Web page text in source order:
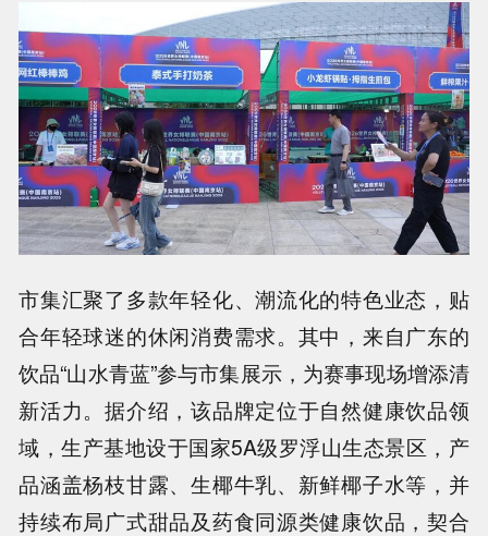
市集汇聚了多款年轻化、潮流化的特色业态，贴
合年轻球迷的休闲消费需求。其中，来自广东的
饮品“山水青蓝”参与市集展示，为赛事现场增添清
新活力。据介绍，该品牌定位于自然健康饮品领
域，生产基地设于国家5A级罗浮山生态景区，产
品涵盖杨枝甘露、生椰牛乳、新鲜椰子水等，并
持续布局广式甜品及药食同源类健康饮品，契合